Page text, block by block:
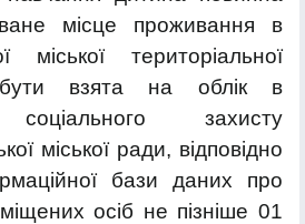
місце проживання в
міської територіальної
взята на облік в
соціального захисту
міської ради, відповідно
бази даних про
осіб не пізніше 01